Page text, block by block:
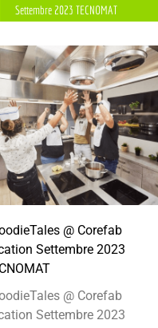
Settembre 2023 TECNOMAT
@ Corefab
Settembre 2023
@ Corefab
Settembre 2023